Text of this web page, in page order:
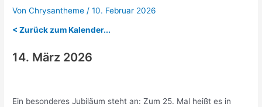
VonChrysantheme /10. Februar 2026
< Zurück zum Kalender...
14. März 2026
Ein besonderes Jubiläum steht an: Zum 25. Mal heißt es in